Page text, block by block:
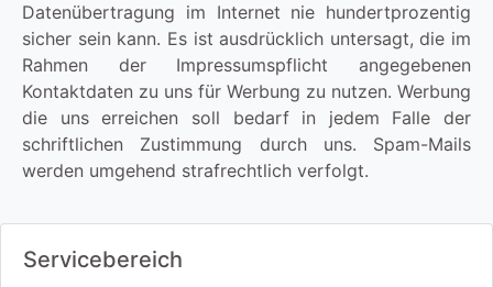
Datenübertragung im Internet nie hundertprozentig
sicher sein kann. Es ist ausdrücklich untersagt, die im
Rahmen der Impressumspflicht angegebenen
Kontaktdaten zu uns für Werbung zu nutzen. Werbung
die uns erreichen soll bedarf in jedem Falle der
schriftlichen Zustimmung durch uns. Spam-Mails
werden umgehend strafrechtlich verfolgt.
Servicebereich